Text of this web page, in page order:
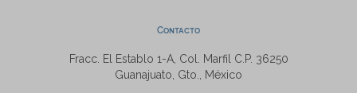
Contacto
Fracc. El Establo 1-A, Col. Marfil C.P. 36250
Guanajuato, Gto., México